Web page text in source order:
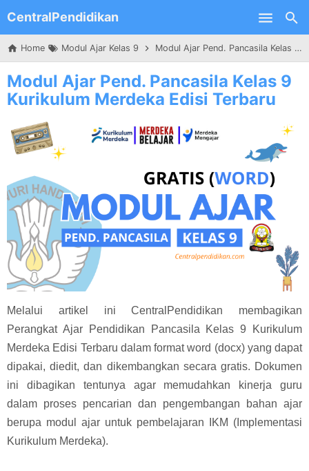
Skip to main content
CentralPendidikan
Home Modul Ajar Kelas 9 Modul Ajar Pend. Pancasila Kelas 9 Kurikulum Merdeka Edisi Terbaru
Modul Ajar Pend. Pancasila Kelas 9
Kurikulum Merdeka Edisi Terbaru
Melalui artikel ini CentralPendidikan membagikan
Perangkat Ajar Pendidikan Pancasila Kelas 9 Kurikulum
Merdeka Edisi Terbaru dalam format word (docx) yang dapat
dipakai, diedit, dan dikembangkan secara gratis. Dokumen
ini dibagikan tentunya agar memudahkan kinerja guru
dalam proses pencarian dan pengembangan bahan ajar
berupa modul ajar untuk pembelajaran IKM (Implementasi
Kurikulum Merdeka).